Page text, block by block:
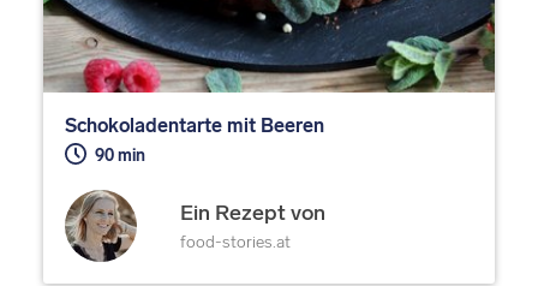
Schokoladentarte mit Beeren
90 min
Ein Rezept von
food-stories.at